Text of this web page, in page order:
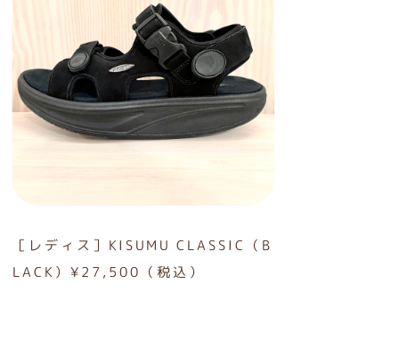
［レディス］KISUMU CLASSIC（B
LACK）¥27,500（税込）